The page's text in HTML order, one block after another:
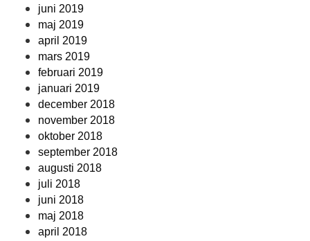
juni 2019
maj 2019
april 2019
mars 2019
februari 2019
januari 2019
december 2018
november 2018
oktober 2018
september 2018
augusti 2018
juli 2018
juni 2018
maj 2018
april 2018